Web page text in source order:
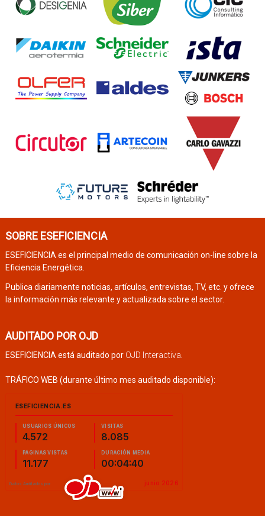
SOBRE ESEFICIENCIA
ESEFICIENCIA es el principal medio de comunicación on-line sobre la
Eficiencia Energética.
Publica diariamente noticias, artículos, entrevistas, TV, etc. y ofrece
la información más relevante y actualizada sobre el sector.
AUDITADO POR OJD
ESEFICIENCIA está auditado por OJD Interactiva
TRÁFICO WEB (durante último mes auditado disponible):